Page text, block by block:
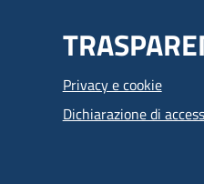
Privacy e cookie
Dichiarazione di